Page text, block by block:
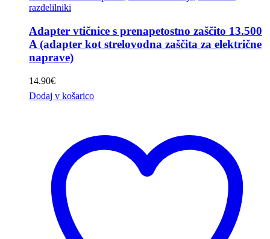
razdelilniki
Adapter vtičnice s prenapetostno zaščito 13.500
A (adapter kot strelovodna zaščita za električne
naprave)
14.90€
Dodaj v košarico